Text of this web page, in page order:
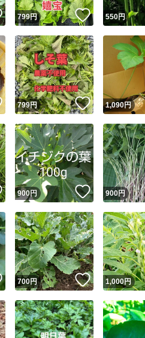
いいね！
799円 いいね！
550円
いいね！
799円 いいね！
1,090円
いいね！
900円 いいね！
900円
いいね！
700円 いいね！
1,000円